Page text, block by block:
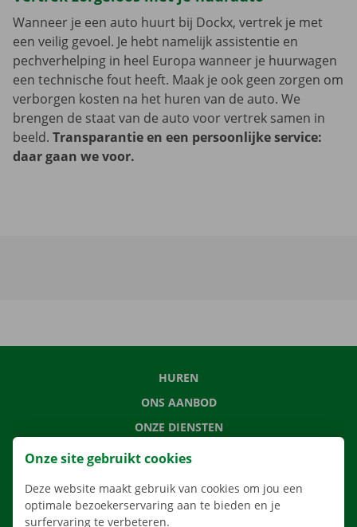
Wanneer je een auto huurt bij Dockx, vertrek je met
een veilig gevoel. Je hebt namelijk assistentie en
pechverhelping in heel Europa wanneer je huurwagen
een technische fout heeft. Maak je ook geen zorgen om
verborgen kosten na het huren van de auto. We
brengen de staat van de auto voor vertrek samen in
beeld. Transparantie en een persoonlijke service:
daar gaan we voor.
HUREN
ONS AANBOD
ONZE DIENSTEN
LOCATIES
VERHUISOPLOSSINGEN
Onze site gebruikt cookies
Deze website maakt gebruik van cookies om jou een
optimale bezoekerservaring aan te bieden en je
surfervaring te verbeteren.